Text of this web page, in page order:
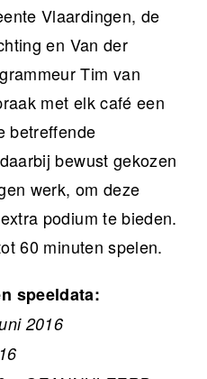
Vlaardingen, de
en Van der
Tim van
met elk café een
betreffende
bewust gekozen
werk, om deze
podium te bieden.
60 minuten spelen.
speeldata:
2016